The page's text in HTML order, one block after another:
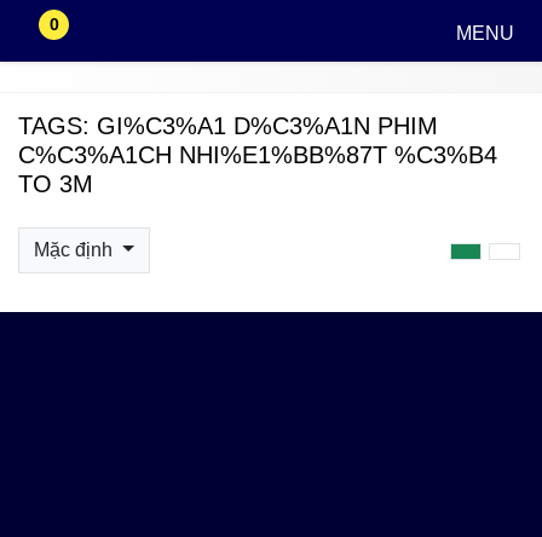
0 MENU
TAGS: GI%C3%A1 D%C3%A1N PHIM
C%C3%A1CH NHI%E1%BB%87T %C3%B4
TO 3M
Mặc định